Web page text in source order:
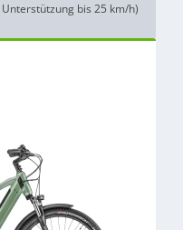
bis 25 km/h)